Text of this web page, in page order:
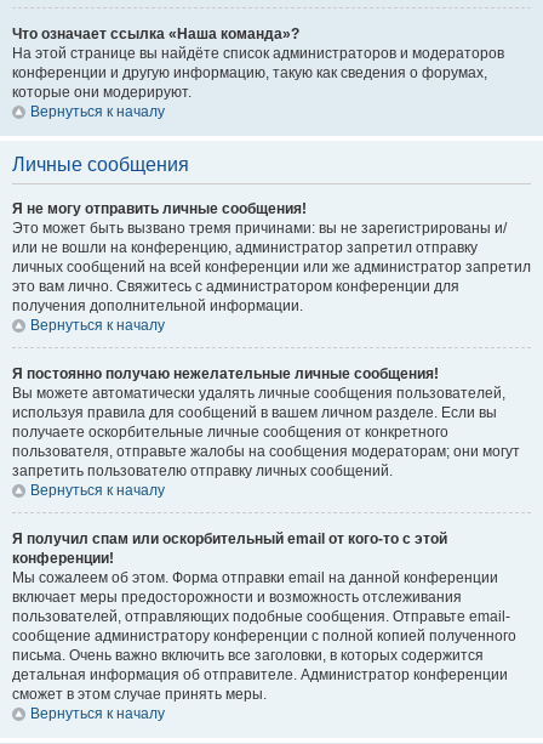
Что означает ссылка «Наша команда»?
На этой странице вы найдёте список администраторов и модераторов
конференции и другую информацию, такую как сведения о форумах,
которые они модерируют.
Вернуться к началу
Личные сообщения
Я не могу отправить личные сообщения!
Это может быть вызвано тремя причинами: вы не зарегистрированы и/
или не вошли на конференцию, администратор запретил отправку
личных сообщений на всей конференции или же администратор запретил
это вам лично. Свяжитесь с администратором конференции для
получения дополнительной информации.
Вернуться к началу
Я постоянно получаю нежелательные личные сообщения!
Вы можете автоматически удалять личные сообщения пользователей,
используя правила для сообщений в вашем личном разделе. Если вы
получаете оскорбительные личные сообщения от конкретного
пользователя, отправьте жалобы на сообщения модераторам; они могут
запретить пользователю отправку личных сообщений.
Вернуться к началу
Я получил спам или оскорбительный email от кого-то с этой
конференции!
Мы сожалеем об этом. Форма отправки email на данной конференции
включает меры предосторожности и возможность отслеживания
пользователей, отправляющих подобные сообщения. Отправьте email-
сообщение администратору конференции с полной копией полученного
письма. Очень важно включить все заголовки, в которых содержится
детальная информация об отправителе. Администратор конференции
сможет в этом случае принять меры.
Вернуться к началу